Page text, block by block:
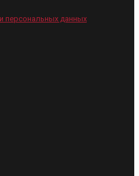
персональных данных